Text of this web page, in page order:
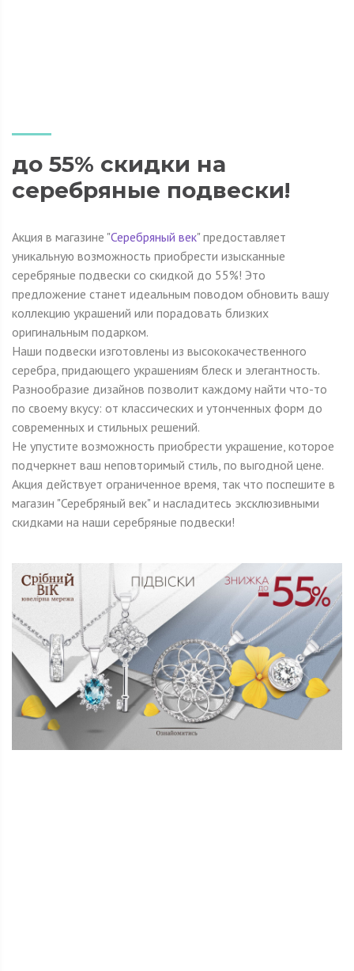
до 55% скидки на
серебряные подвески!
Акция в магазине "Серебряный век" предоставляет
уникальную возможность приобрести изысканные
серебряные подвески со скидкой до 55%! Это
предложение станет идеальным поводом обновить вашу
коллекцию украшений или порадовать близких
оригинальным подарком.
Наши подвески изготовлены из высококачественного
серебра, придающего украшениям блеск и элегантность.
Разнообразие дизайнов позволит каждому найти что-то
по своему вкусу: от классических и утонченных форм до
современных и стильных решений.
Не упустите возможность приобрести украшение, которое
подчеркнет ваш неповторимый стиль, по выгодной цене.
Акция действует ограниченное время, так что поспешите в
магазин "Серебряный век" и насладитесь эксклюзивными
скидками на наши серебряные подвески!